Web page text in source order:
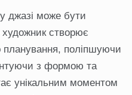
джазі може бути
створює
поліпшуючи
з формою та
унікальним моментом